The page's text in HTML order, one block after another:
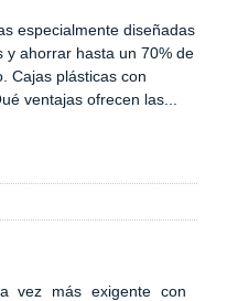
especialmente diseñadas
y ahorrar hasta un 70% de
Cajas plásticas con
ventajas ofrecen las...
vez más exigente con